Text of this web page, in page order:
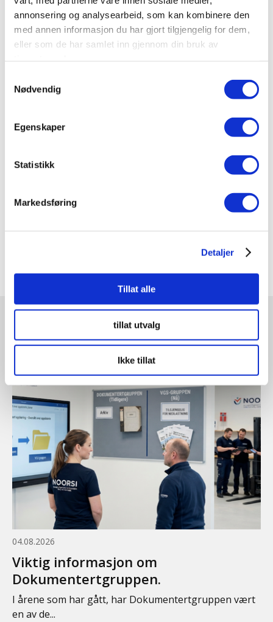
annonsering og analysearbeid, som kan kombinere den
med annen informasjon du har gjort tilgjengelig for dem,
eller som de har samlet inn gjennom din bruk av
Nødvendig
Egenskaper
Statistikk
Markedsføring
Detaljer
Tillat alle
tillat utvalg
Ikke tillat
Del på sosiale medier
SISTE NYTT
04.08.2026
Viktig informasjon om
Dokumentertgruppen.
I årene som har gått, har Dokumentertgruppen vært
en av de...